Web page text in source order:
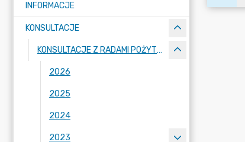
INFORMACJE
KONSULTACJE
KONSULTACJE Z RADAMI POŻYTKU PUBLICZNEGO LUB ORGANIZACJAMI POZARZĄDOWYMI I PODMIOTAMI WYMIENIONYMI W ART. 3 UST. 3 USTAWY O DZIAŁALNOŚCI POŻYTKU PUBLICZNEGO I O WOLONTARIACIE ORAZ WYNIKI KONSULTACJI
2026
2025
2024
2023